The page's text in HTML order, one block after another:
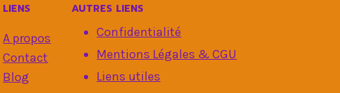
LIENS
A propos
Contact
Blog
AUTRES LIENS
Confidentialité
Mentions Légales & CGU
Liens utiles